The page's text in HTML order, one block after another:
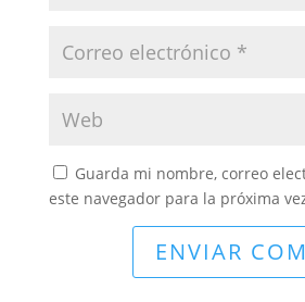
Guarda mi nombre, correo
este navegador para la próxima